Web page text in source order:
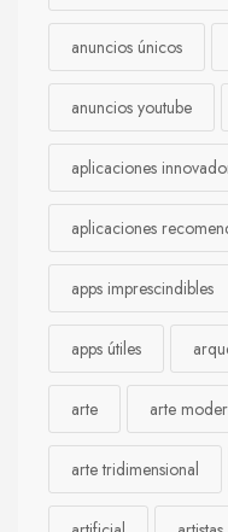
anuncios únicos
anuncios youtube
aplicaciones
aplicaciones
apps imprescindibles
apps útiles
arte arte
arte tridimensional